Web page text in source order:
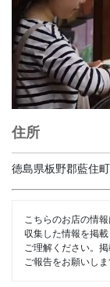
住所
徳島県板野郡藍住
こちらのお店の情
収集した情報を掲
ご理解ください。
ご報告をお願いしま